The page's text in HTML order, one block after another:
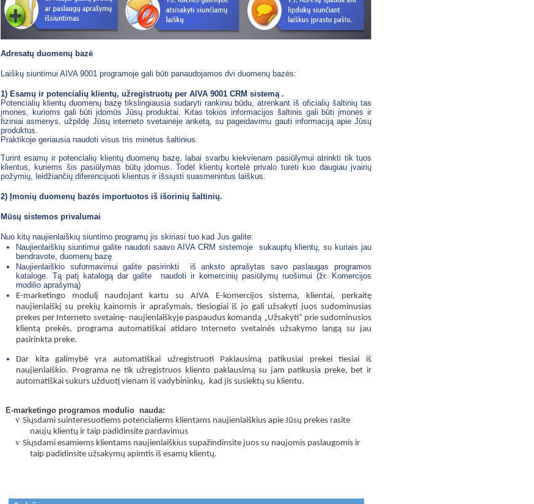
Adresatų duomenų bazė
Laiškų siuntimui AIVA 9001 programoje gali būti panaudojamos dvi duomenų bazės:
1) Esamų ir potencialių klientų, užregistruotų per AIVA 9001 CRM sistemą .
Potencialių klientų duomenų bazę tikslingiausia sudaryti rankiniu būdu, atrenkant iš oficialių šaltinių tas
įmones, kurioms gali būti įdomūs Jūsų produktai. Kitas tokios informacijos šaltinis gali būti įmonės ir
fiziniai asmenys, užpildę Jūsų interneto svetainėje anketą, su pageidavimu gauti informaciją apie Jūsų
produktus.
Praktikoje geriausia naudoti visus tris minėtus šaltinius.
Turint esamų ir potencialių klientų duomenų bazę, labai svarbu kiekvienam pasiūlymui atrinkti tik tuos
klientus, kuriems šis pasiūlymas būtų įdomus. Todėl klientų kortelė privalo turėti kuo daugiau įvairių
požymių, leidžiančių diferencijuoti klientus ir išsiųsti suasmenintus laiškus.
2) Įmonių duomenų bazės importuotos iš išorinių šaltinių.
Mūsų sistemos privalumai
Nuo kitų naujienlaiškių siuntimo programų jis skiriasi tuo kad Jus galite:
Naujienlaiškių siuntimui galite naudoti saavo AIVA CRM sistemoje sukauptų klientų, su kuriais jau
bendravote, duomenų bazę
Naujienlaiškio suformavimui galite pasirinkti iš anksto aprašytas savo paslaugas programos
kataloge. Tą patį katalogą dar galite naudoti ir komercinių pasiūlymų ruošimui (žr. Komercijos
modilio aprašymą)
E-marketingo modulį naudojant kartu su AIVA E-komercijos sistema, klientai, perkaitę
naujienlaiškį su prekių kainomis ir aprašymais, tiesiogiai iš jo gali užsakyti juos sudominusias
prekes per Interneto svetainę- naujienlaiškyje paspaudus komandą „Užsakyti“ prie sudominusios
klientą prekės, programa automatiškai atidaro Interneto svetainės užsakymo langą su jau
pasirinkta preke.
Dar kita galimybė yra automatiškai užregistruoti Paklausimą patikusiai prekei tiesiai iš
naujienlaiškio. Programa ne tik užregistruos kliento paklausimą su jam patikusia preke, bet ir
automatiškai sukurs užduotį vienam iš vadybininkų, kad jis susiektų su klientu.
E-marketingo programos modulio nauda:
v Siųsdami suinteresuotiems potencialiems klientams naujienlaiškius apie Jūsų prekes rasite
naujų klientų ir taip padidinsite pardavimus
v Siųsdami esamiems klientams naujienlaiškius supažindinsite juos su naujomis paslaugomis ir
taip padidinsite užsakymų apimtis iš esamų klientų.